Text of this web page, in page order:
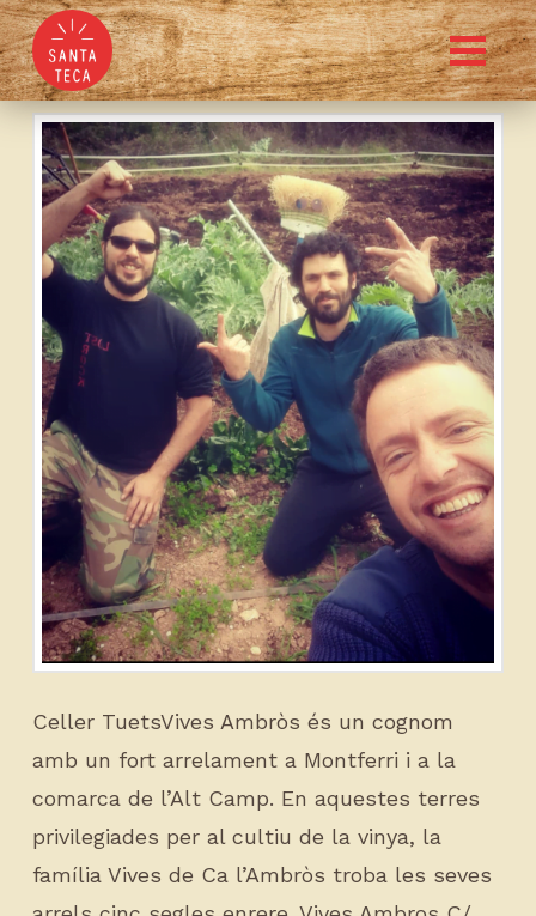
Celler Tuets
Celler TuetsVives Ambròs és un cognom
amb un fort arrelament a Montferri i a la
comarca de l’Alt Camp. En aquestes terres
privilegiades per al cultiu de la vinya, la
família Vives de Ca l’Ambròs troba les seves